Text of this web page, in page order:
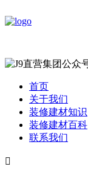
首页
关于我们
装修建材知识
装修建材百科
联系我们
